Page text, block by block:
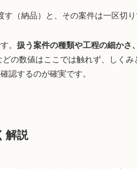
す（納品）と、その案件は一区切
。 扱う案件の種類や工程の細かさ
どの数値はここでは触れず、しく
認するのが確実です。
解説